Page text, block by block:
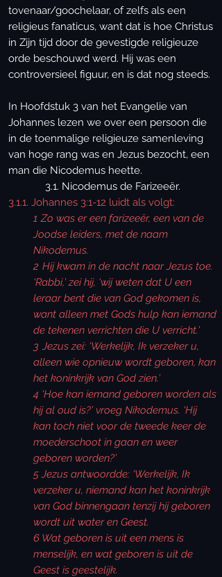
tovenaar/goochelaar, of zelfs als een
religieus fanaticus, want dat is hoe Christus
in Zijn tijd door de gevestigde religieuze
orde beschouwd werd. Hij was een
controversieel figuur, en is dat nog steeds.
In Hoofdstuk 3 van het Evangelie van
Johannes lezen we over een persoon die
in de toenmalige religieuze samenleving
van hoge rang was en Jezus bezocht, een
man die Nicodemus heette.
3.1. Nicodemus de Farizeeër.
3.1.1. Johannes 3:1-12 luidt als volgt:
1 Zo was er een farizeeër, een van de
Joodse leiders, met de naam
Nikodemus.
2 Hij kwam in de nacht naar Jezus toe.
‘Rabbi,’ zei hij, ‘wij weten dat U een
leraar bent die van God gekomen is,
want alleen met Gods hulp kan iemand
de tekenen verrichten die U verricht.’
3 Jezus zei: ‘Werkelijk, Ik verzeker u,
alleen wie opnieuwwordt geboren, kan
het koninkrijk van God zien.’
4 ‘Hoe kan iemand geboren worden als
hij al oud is?’ vroeg Nikodemus. ‘Hij
kan toch niet voor de tweede keer de
moederschoot in gaan en weer
geboren worden?’
5 Jezus antwoordde: ‘Werkelijk, Ik
verzeker u, niemand kan het koninkrijk
van God binnengaan tenzij hij geboren
wordt uit water en Geest.
6 Wat geboren is uit een mens is
menselijk, en wat geboren is uit de
Geest is geestelijk.